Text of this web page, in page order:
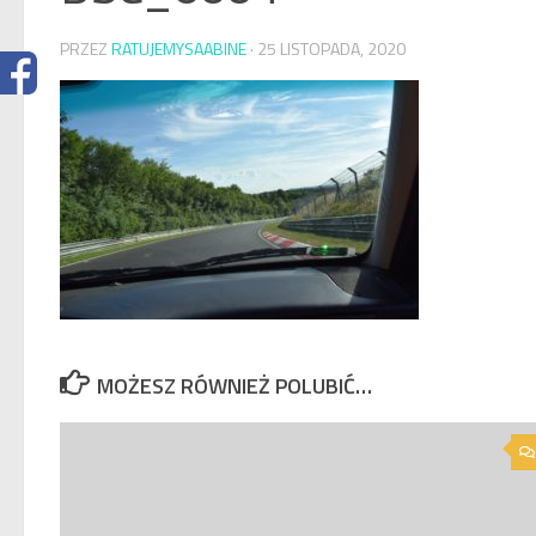
PRZEZRATUJEMYSAABINE· 25 LISTOPADA, 2020
MOŻESZ RÓWNIEŻ POLUBIĆ…